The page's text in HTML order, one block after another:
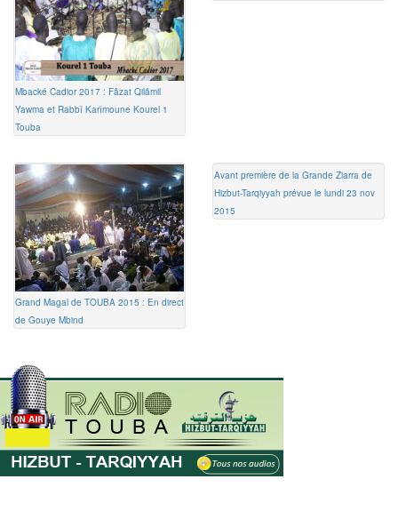
Mbacké Cadior 2017 : Fâzat Qilâmil
Yawma et Rabbî Karîmoune Kourel 1
Touba
Grand Magal de TOUBA 2015 : En direct
de Gouye Mbind
Avant première de la Grande Ziarra de
Hizbut-Tarqiyyah prévue le lundi 23 nov
2015